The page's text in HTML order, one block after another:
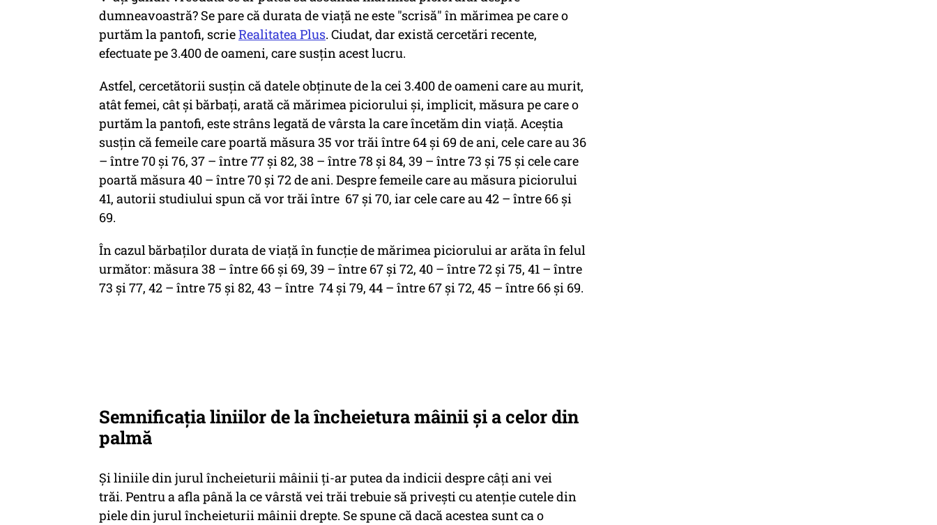
dumneavoastră? Se pare că durata de viaţă ne este "scrisă" în mărimea pe care o
purtăm la pantofi, scrieRealitatea Plus. Ciudat, dar există cercetări recente,
efectuate pe 3.400 de oameni, care susțin acest lucru.
Astfel, cercetătorii susţin că datele obţinute de la cei 3.400 de oameni care au murit,
atât femei, cât şi bărbaţi, arată că mărimea piciorului şi, implicit, măsura pe care o
purtăm la pantofi, este strâns legată de vârsta la care încetăm din viață. Aceștia
susțin că femeile care poartă măsura 35 vor trăi între 64 şi 69 de ani, cele care au 36
– între 70 şi 76, 37 – între 77 şi 82, 38 – între 78 şi 84, 39 – între 73 şi 75 și cele care
poartă măsura 40 – între 70 şi 72 de ani. Despre femeile care au măsura piciorului
41, autorii studiului spun că vor trăi între 67 şi 70, iar cele care au 42 – între 66 şi
69.
În cazul bărbaților durata de viață în funcție de mărimea piciorului ar arăta în felul
următor: măsura 38 – între 66 şi 69, 39 – între 67 şi 72, 40 – între 72 şi 75, 41 – între
73 şi 77, 42 – între 75 şi 82, 43 – între 74 şi 79, 44 – între 67 şi 72, 45 – între 66 şi 69.
Semnificația liniilor de la încheietura mâinii și a celor din
palmă
Și liniile din jurul încheieturii mâinii ți-ar putea da indicii despre câți ani vei
trăi. Pentru a afla până la ce vârstă vei trăi trebuie să privești cu atenție cutele din
piele din jurul încheieturii mâinii drepte. Se spune că dacă acestea sunt ca o